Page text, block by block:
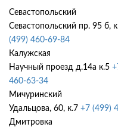
Севастопольский
Севастопольский пр. 95 б,
(499) 460-69-84
Калужская
Научный проезд д.14а к.5
460-63-34
Мичуринский
Удальцова, 60, к.7 +7 (499)
Дмитровка